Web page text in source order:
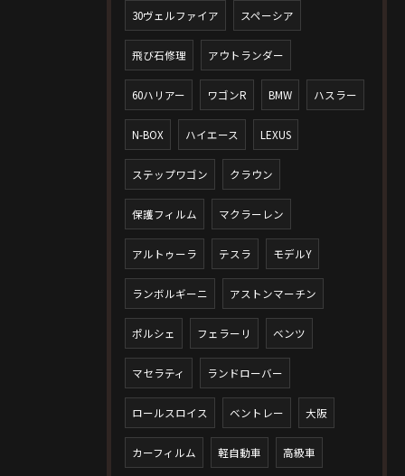
30ヴェルファイア スペーシア
飛び石修理 アウトランダー
60ハリアー ワゴンR BMW ハスラー
N-BOX ハイエース LEXUS
ステップワゴン クラウン
保護フィルム マクラーレン
アルトゥーラ テスラ モデルY
ランボルギーニ アストンマーチン
ポルシェ フェラーリ ベンツ
マセラティ ランドローバー
ロールスロイス ベントレー 大阪
カーフィルム 軽自動車 高級車